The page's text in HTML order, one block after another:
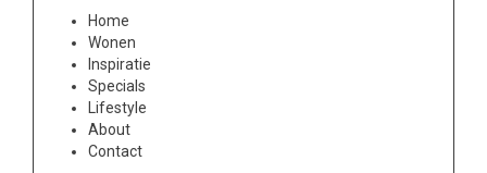
Home
Wonen
Inspiratie
Specials
Lifestyle
About
Contact